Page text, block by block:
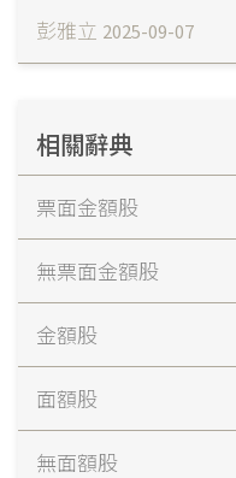
彭雅立 2025-09-07
相關辭典
票面金額股
無票面金額股
金額股
面額股
無面額股